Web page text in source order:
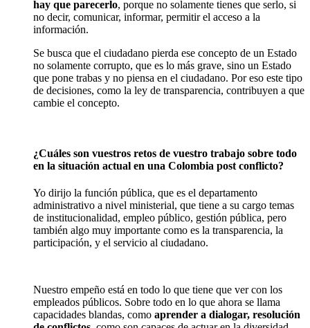
hay que parecerlo, porque no solamente tienes que serlo, si
no decir, comunicar, informar, permitir el acceso a la
información.
Se busca que el ciudadano pierda ese concepto de un Estado
no solamente corrupto, que es lo más grave, sino un Estado
que pone trabas y no piensa en el ciudadano. Por eso este tipo
de decisiones, como la ley de transparencia, contribuyen a que
cambie el concepto.
¿Cuáles son vuestros retos de vuestro trabajo sobre todo
en la situación actual en una Colombia post conflicto?
Yo dirijo la función pública, que es el departamento
administrativo a nivel ministerial, que tiene a su cargo temas
de institucionalidad, empleo público, gestión pública, pero
también algo muy importante como es la transparencia, la
participación, y el servicio al ciudadano.
Nuestro empeño está en todo lo que tiene que ver con los
empleados públicos. Sobre todo en lo que ahora se llama
capacidades blandas, como aprender a dialogar, resolución